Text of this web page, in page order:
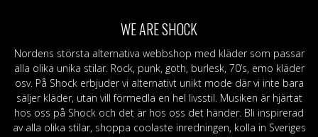
WE ARE SHOCK
Nordens största alternativa webbshop med kläder som passar
alla olika unika stilar. Rock, punk, goth, burlesk, 70’s, emo kläder
osv. På Shock erbjuder vi alternativt unikt mode där vi inte bara
säljer kläder, utan vill förmedla en hel livsstil. Musiken är hjärtat
hos oss på Shock och det är hos oss det händer. Bli inspirerad
av alla olika stilar, shoppa coolaste inredningen, kolla in Sveriges